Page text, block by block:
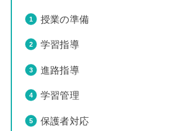
授業の準備
学習指導
進路指導
学習管理
保護者対応